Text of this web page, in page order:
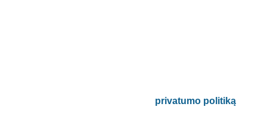
privatumo politiką.